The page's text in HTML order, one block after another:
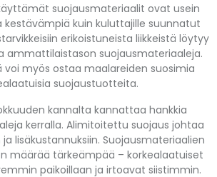
suojausmateriaalit ovat usein
kestävämpiä kuin kuluttajille suunnatut
erikoistuneista liikkeistä löytyy
ammattilaistason suojausmateriaaleja.
voi myös ostaa maalareiden suosimia
suojaustuotteita.
kannalta kannattaa hankkia
kerralla. Alimitoitettu suojaus johtaa
lisäkustannuksiin. Suojausmateriaalien
määrää tärkeämpää – korkealaatuiset
paikoillaan ja irtoavat siistimmin.